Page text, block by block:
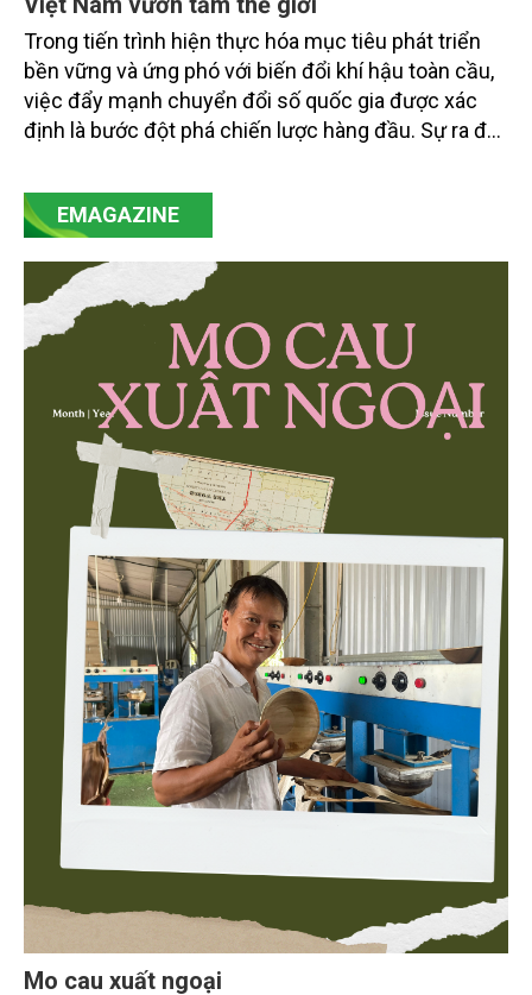
Trong tiến trình hiện thực hóa mục tiêu phát triển
bền vững và ứng phó với biến đổi khí hậu toàn cầu,
việc đẩy mạnh chuyển đổi số quốc gia được xác
định là bước đột phá chiến lược hàng đầu. Sự ra đời
mạnh mẽ, thúc đẩy quá trình cải cách toàn diện,
minh bạch hóa chuỗi cung ứng và nâng cao hiệu
then chốt là nông nghiệp và môi trường.
EMAGAZINE
Mo cau xuất ngoại